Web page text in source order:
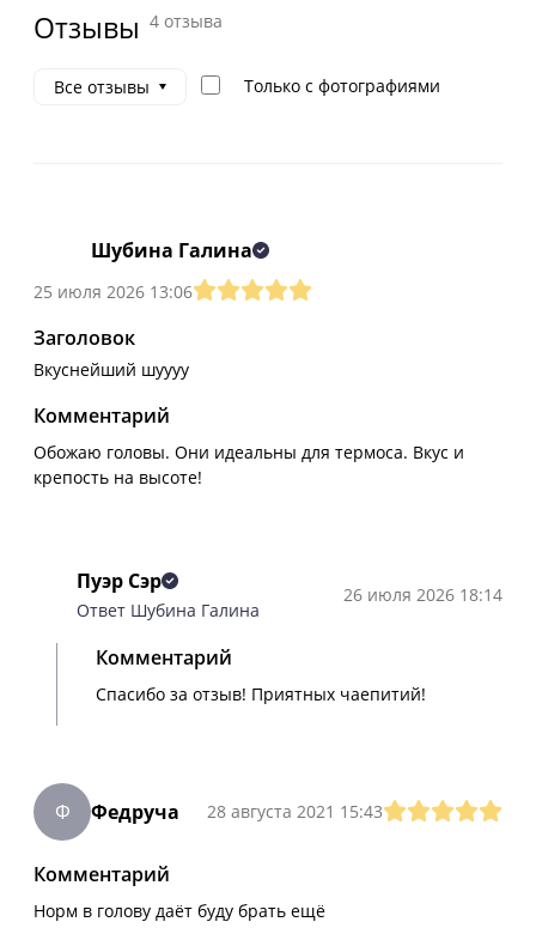
Отзывы 4 отзыва
Все отзывы Только с фотографиями
Шубина Галина
25 июля 2026 13:06
Заголовок
Вкуснейший шуууу
Комментарий
Обожаю головы. Они идеальны для термоса. Вкус и
крепость на высоте!
Пуэр Сэр
Ответ Шубина Галина
26 июля 2026 18:14
Комментарий
Спасибо за отзыв! Приятных чаепитий!
Ф Федруча 28 августа 2021 15:43
Комментарий
Норм в голову даёт буду брать ещё